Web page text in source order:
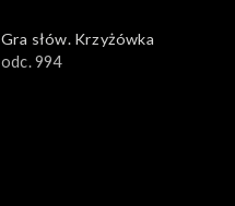
Gra słów. Krzyżówka
odc. 994